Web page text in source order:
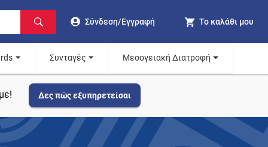
Σύνδεση/Εγγραφή Το καλάθι μου
Συνταγές Μεσογειακή Διατροφή
Δες πώς εξυπηρετείσαι